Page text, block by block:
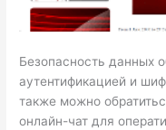
Безопасность данных
аутентификацией и
также можно
онлайн-чат для